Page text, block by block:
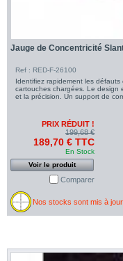
Jauge de Concentricité
Ref : RED-F-26100
Identifiez rapidement les
cartouches chargées. Le design
et la précision. Un support de
PRIX RÉDUIT !
199,68 €
189,70 € TTC
En Stock
Voir le produit
Comparer
Nos stocks sont mis à